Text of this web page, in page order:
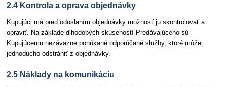
2.4 Kontrola a oprava objednávky
Kupujúci má pred odoslaním objednávky možnosť ju skontrolovať a
opraviť. Na základe dlhodobých skúseností Predávajúceho sú
Kupujúcemu nezáväzne ponúkané odporúčané služby, ktoré môže
jednoducho odstrániť z objednávky.
2.5 Náklady na komunikáciu